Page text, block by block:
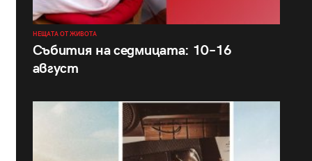
НЕЩАТА ОТ ЖИВОТА
Събития на седмицата: 10–16
август